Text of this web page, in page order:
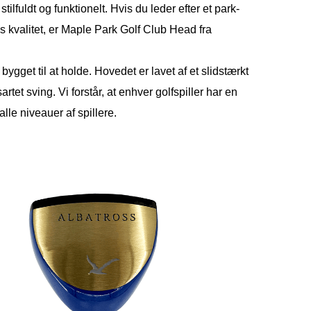
og funktionelt. Hvis du leder efter et park-
kvalitet, er Maple Park Golf Club Head fra
til at holde. Hovedet er lavet af et slidstærkt
sving. Vi forstår, at enhver golfspiller har en
niveauer af spillere.